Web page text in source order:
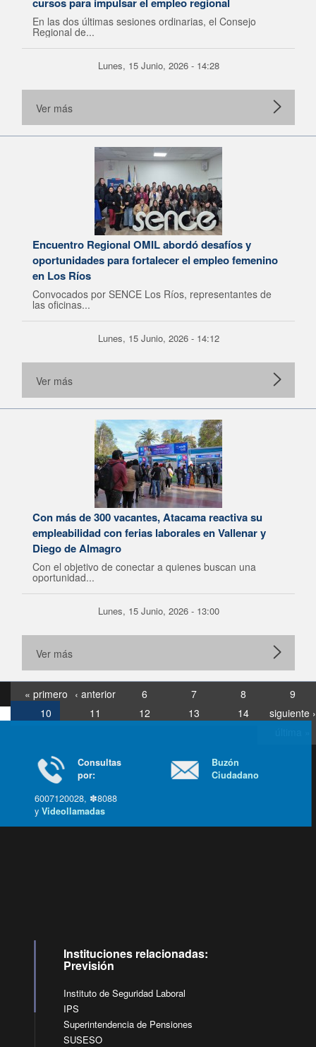
En las dos últimas sesiones ordinarias, el Consejo
Regional de...
Lunes, 15 Junio, 2026 - 14:28
Ver más
Encuentro Regional OMIL abordó desafíos y
oportunidades para fortalecer el empleo femenino
en Los Ríos
Convocados por SENCE Los Ríos, representantes de
las oficinas...
Lunes, 15 Junio, 2026 - 14:12
Ver más
Con más de 300 vacantes, Atacama reactiva su
empleabilidad con ferias laborales en Vallenar y
Diego de Almagro
Con el objetivo de conectar a quienes buscan una
oportunidad...
Lunes, 15 Junio, 2026 - 13:00
Ver más
« primero ‹ anterior 6 7 8
9
10
11 12 13 14
siguiente ›
Consultas
por:
6007120028, ✽8088
yVideollamadas
Buzón
Ciudadano
Instituciones relacionadas:
Previsión
Instituto de Seguridad Laboral
IPS
Superintendencia de Pensiones
SUSESO